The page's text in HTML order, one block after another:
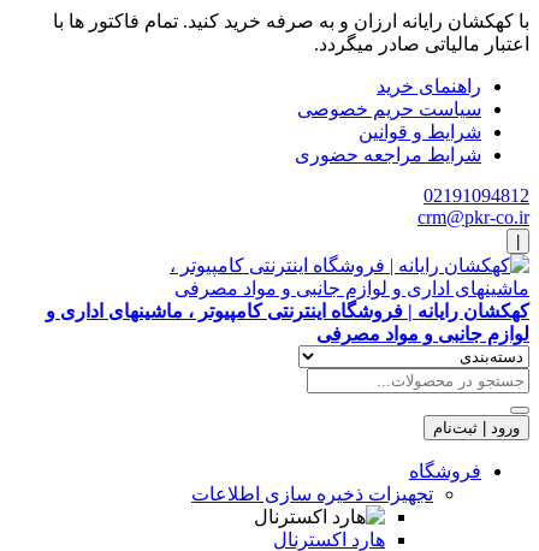
با کهکشان رایانه ارزان و به صرفه خرید کنید. تمام فاکتور ها با
اعتبار مالیاتی صادر میگردد.
راهنمای خرید
سیاست حریم خصوصی
شرایط و قوانین
شرایط مراجعه حضوری
02191094812
crm@pkr-co.ir
کهکشان رایانه | فروشگاه اینترنتی کامپیوتر ، ماشینهای اداری و
لوازم جانبی و مواد مصرفی
ورود | ثبت‌نام
فروشگاه
تجهیزات ذخیره سازی اطلاعات
هارد اکسترنال